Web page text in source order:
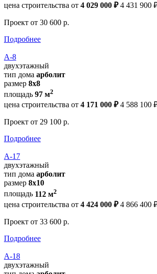
цена строительства от 4 029 000 ₽ 4 431 900
Проект от 30 600 р.
Подробнее
А-8
двухэтажный
тип дома арболит
размер 8х8
площадь 97 м2
цена строительства от 4 171 000 ₽ 4 588 100
Проект от 29 100 р.
Подробнее
А-17
двухэтажный
тип дома арболит
размер 8х10
площадь 112 м2
цена строительства от 4 424 000 ₽ 4 866 400
Проект от 33 600 р.
Подробнее
А-18
двухэтажный